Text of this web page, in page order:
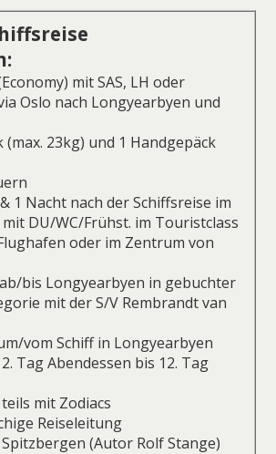
mit SAS, LH oder
Oslo nach Longyearbyen und
(max. 23kg) und 1 Handgepäck
1 Nacht nach der Schiffsreise im
mit DU/WC/Frühst. im Touristclass
oder im Zentrum von
bis Longyearbyen in gebuchter
mit der S/V Rembrandt van
vom Schiff in Longyearbyen
Tag Abendessen bis 12. Tag
mit Zodiacs
Reiseleitung
(Autor Rolf Stange)